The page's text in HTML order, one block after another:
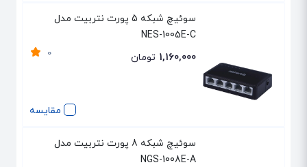
مقایسه
سوئیچ شبکه 5 پورت نتربیت مدل
NES-1005E-C
0 1,160,000 تومان
سوئیچ شبکه 8 پورت نتربیت مدل
NGS-1008E-A